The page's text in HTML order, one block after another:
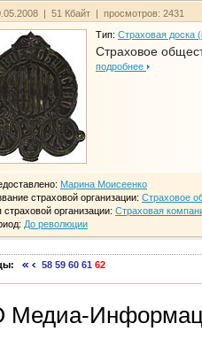
| 51 Кбайт | просмотров: 2431
Тип: Страховая доска
Страховое
подробнее
Марина Моисеенко
страховой организации: Страховое
страховой организации: Страховая
До революции
58 59 60 61 62